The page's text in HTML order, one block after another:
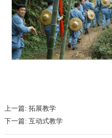
上一篇: 拓展教学
下一篇: 互动式教学